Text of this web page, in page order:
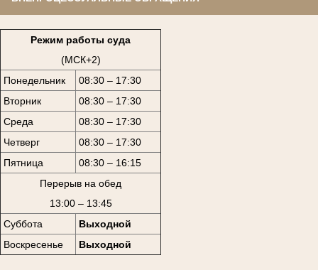
Режим работы суда
(МСК+2)
Понедельник
08:30 – 17:30
Вторник
08:30 – 17:30
Среда
08:30 – 17:30
Четверг
08:30 – 17:30
Пятница
08:30 – 16:15
Перерыв на обед
13:00 – 13:45
Суббота
Выходной
Воскресенье
Выходной